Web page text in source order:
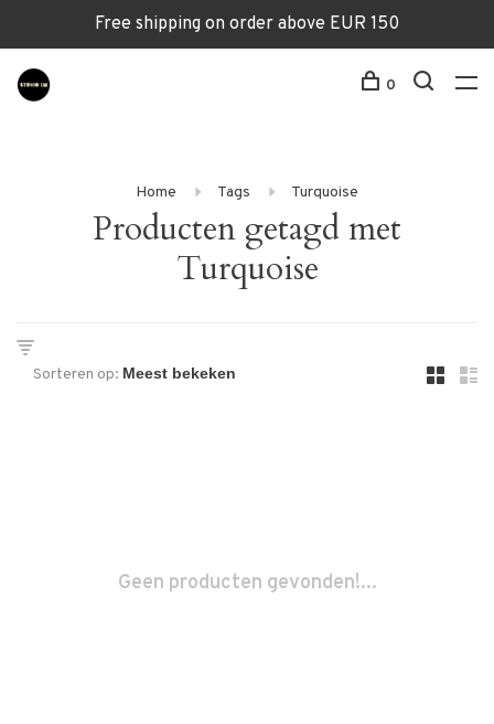
Free shipping on order above EUR 150
0
Home Tags Turquoise
Producten getagd met
Turquoise
Sorteren op:
Geen producten gevonden!...